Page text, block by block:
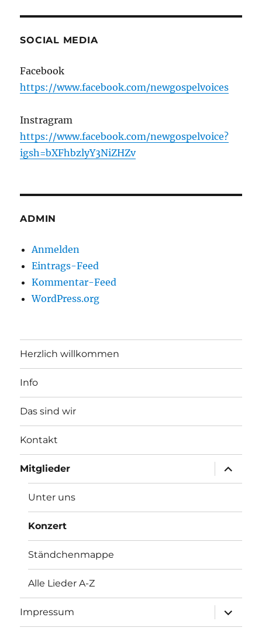
SOCIAL MEDIA
Facebook
https://www.facebook.com/newgospelvoices
Instragram
https://www.facebook.com/newgospelvoice?
igsh=bXFhbzlyY3NiZHZv
ADMIN
Anmelden
Eintrags-Feed
Kommentar-Feed
WordPress.org
Herzlich willkommen
Info
Das sind wir
Kontakt
Mitglieder
anzeigen
Unter uns
Konzert
Ständchenmappe
Alle Lieder A-Z
Impressum
anzeigen